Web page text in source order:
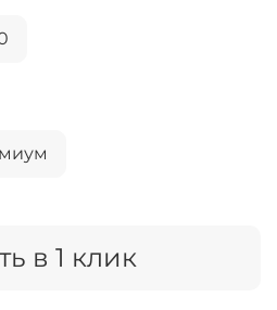
в 1 клик